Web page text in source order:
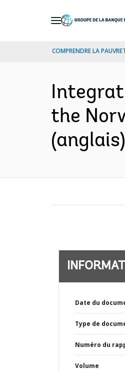
COMPRENDRE LA
the
(anglais)
Date du
Type de
Numéro du
Volume